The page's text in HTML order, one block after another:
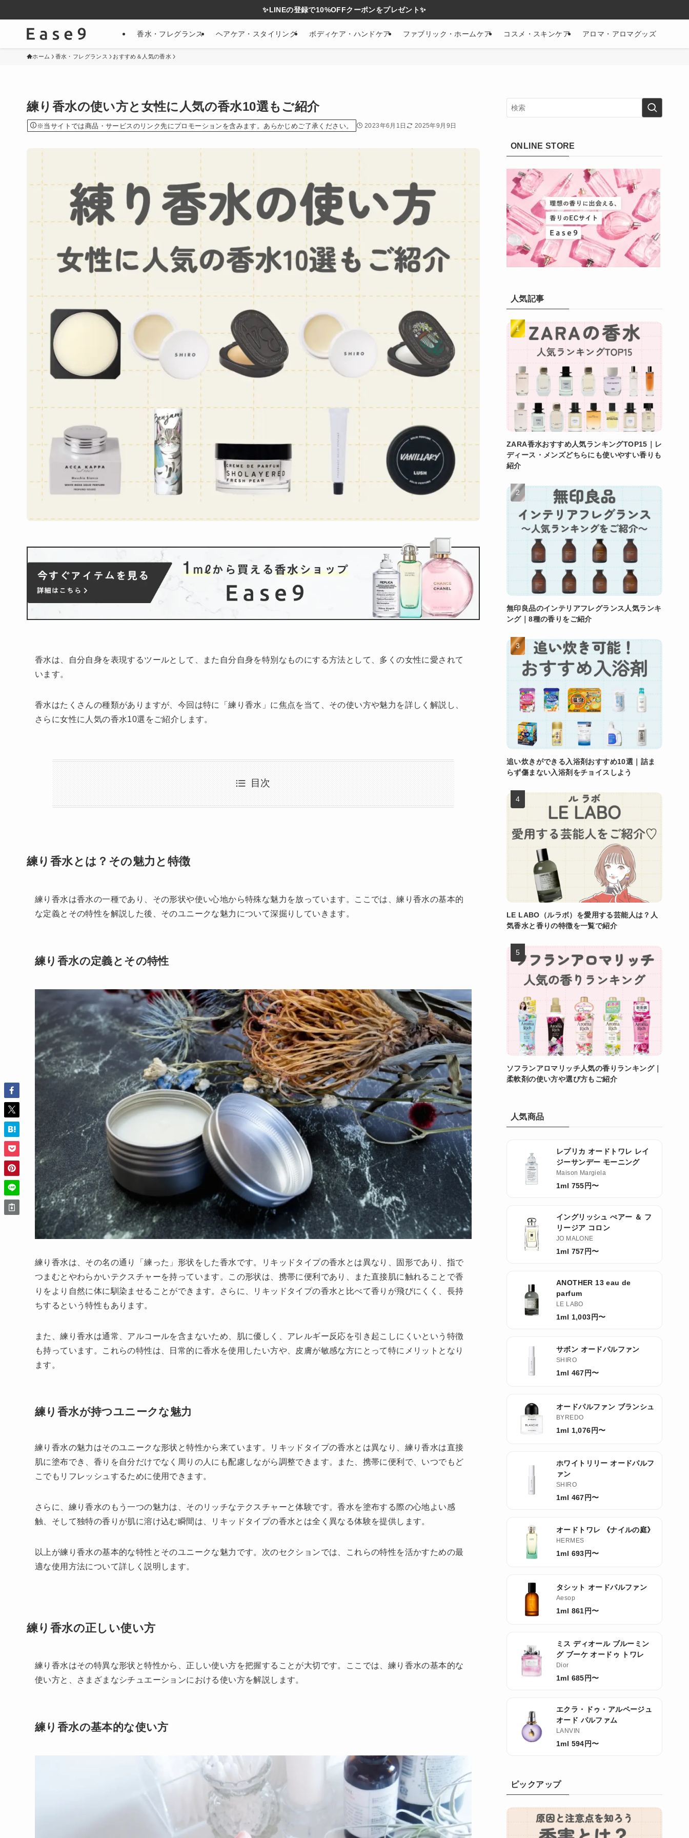
✨LINEの登録で10%OFFクーポンをプレゼント✨
香水・フレグランス ヘアケア・スタイリング ボディケア・ハンドケア ファブリック・ホームケア コスメ・スキンケア アロマ・アロマグッズ
ホーム 香水・フレグランス おすすめ＆人気の香水
練り香水の使い方と女性に人気の香水10選もご紹介
※当サイトでは商品・サービスのリンク先にプロモーションを含みます。あらかじめご了承ください。 2023年6月1日 2025年9月9日
香水は、自分自身を表現するツールとして、また自分自身を特別なものにする方法として、多くの女性に愛されて
います。
香水はたくさんの種類がありますが、今回は特に「練り香水」に焦点を当て、その使い方や魅力を詳しく解説し、
さらに女性に人気の香水10選をご紹介します。
目次
練り香水とは？その魅力と特徴
練り香水は香水の一種であり、その形状や使い心地から特殊な魅力を放っています。ここでは、練り香水の基本的
な定義とその特性を解説した後、そのユニークな魅力について深掘りしていきます。
練り香水の定義とその特性
練り香水は、その名の通り「練った」形状をした香水です。リキッドタイプの香水とは異なり、固形であり、指で
つまむとやわらかいテクスチャーを持っています。この形状は、携帯に便利であり、また直接肌に触れることで香
りをより自然に体に馴染ませることができます。さらに、リキッドタイプの香水と比べて香りが飛びにくく、長持
ちするという特性もあります。
また、練り香水は通常、アルコールを含まないため、肌に優しく、アレルギー反応を引き起こしにくいという特徴
も持っています。これらの特性は、日常的に香水を使用したい方や、皮膚が敏感な方にとって特にメリットとなり
ます。
練り香水が持つユニークな魅力
練り香水の魅力はそのユニークな形状と特性から来ています。リキッドタイプの香水とは異なり、練り香水は直接
肌に塗布でき、香りを自分だけでなく周りの人にも配慮しながら調整できます。また、携帯に便利で、いつでもど
こでもリフレッシュするために使用できます。
さらに、練り香水のもう一つの魅力は、そのリッチなテクスチャーと体験です。香水を塗布する際の心地よい感
触、そして独特の香りが肌に溶け込む瞬間は、リキッドタイプの香水とは全く異なる体験を提供します。
以上が練り香水の基本的な特性とそのユニークな魅力です。次のセクションでは、これらの特性を活かすための最
適な使用方法について詳しく説明します。
練り香水の正しい使い方
練り香水はその特異な形状と特性から、正しい使い方を把握することが大切です。ここでは、練り香水の基本的な
使い方と、さまざまなシチュエーションにおける使い方を解説します。
練り香水の基本的な使い方
ONLINE STORE
人気記事
ZARA香水おすすめ人気ランキングTOP15｜レ
ディース・メンズどちらにも使いやすい香りも
紹介
無印良品のインテリアフレグランス人気ランキ
ング｜8種の香りをご紹介
追い炊きができる入浴剤おすすめ10選｜詰ま
らず傷まない入浴剤をチョイスしよう
LE LABO（ルラボ）を愛用する芸能人は？人
気香水と香りの特徴を一覧で紹介
ソフランアロマリッチ人気の香りランキング｜
柔軟剤の使い方や選び方もご紹介
人気商品
レプリカ オードトワレ レイ
ジーサンデー モーニング
Maison Margiela
1ml 755円〜
イングリッシュ ぺアー ＆ フ
リージア コロン
JO MALONE
1ml 757円〜
ANOTHER 13 eau de
parfum
LE LABO
1ml 1,003円〜
サボン オードパルファン
SHIRO
1ml 467円〜
オードパルファン ブランシュ
BYREDO
1ml 1,076円〜
ホワイトリリー オードパルフ
ァン
SHIRO
1ml 467円〜
オードトワレ 《ナイルの庭》
HERMES
1ml 693円〜
タシット オードパルファン
Aesop
1ml 861円〜
ミス ディオール ブルーミン
グ ブーケ オードゥ トワレ
Dior
1ml 685円〜
エクラ・ドゥ・アルページュ
オード パルファム
LANVIN
1ml 594円〜
ピックアップ